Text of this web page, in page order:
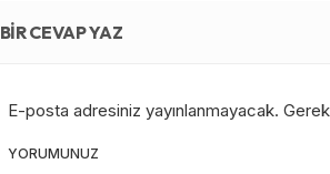
BIR CEVAP YAZ
E-posta adresiniz yayınlanmayacak.
YORUMUNUZ